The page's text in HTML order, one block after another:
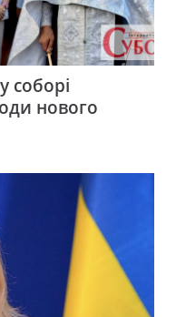
соборі
нового